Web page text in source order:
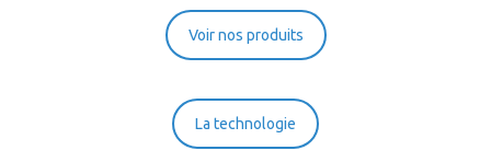
Voir nos produits
La technologie